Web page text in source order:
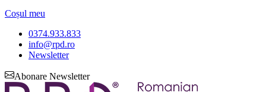
Coșul meu
0374.933.833
info@rpd.ro
Newsletter
Abonare Newsletter